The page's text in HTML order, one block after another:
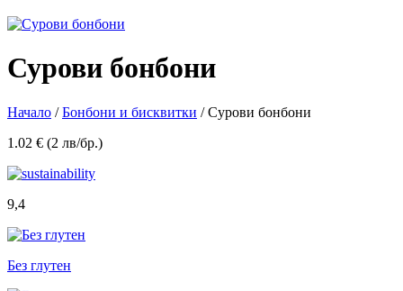
Сурови бонбони
Начало /Бонбони и бисквитки / Сурови бонбони
1.02 € (2 лв/бр.)
9,4
Без глутен